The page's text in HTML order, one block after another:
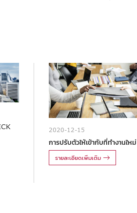
2020-12-15
การปรับตัวให้เข้ากับที่ทำงานใหม่
รายละเอียดเพิ่มเติม